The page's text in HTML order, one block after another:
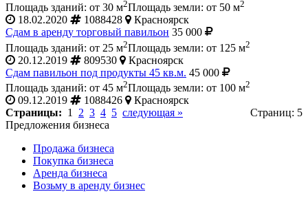
Площадь зданий: от 30 м2Площадь земли: от 50 м2
18.02.2020 1088428
Красноярск
Сдам в аренду торговый павильон 35 000
Площадь зданий: от 25 м2Площадь земли: от 125 м2
20.12.2019 809530
Красноярск
Сдам павильон под продукты 45 кв.м. 45 000
Площадь зданий: от 45 м2Площадь земли: от 100 м2
09.12.2019 1088426
Красноярск
Страниц: 5
Страницы: 1 2 3 4 5 следующая »
Предложения бизнеса
Продажа бизнеса
Покупка бизнеса
Аренда бизнеса
Возьму в аренду бизнес